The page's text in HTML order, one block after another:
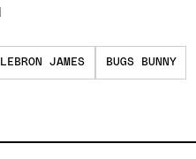
LEBRON JAMES BUGS BUNNY